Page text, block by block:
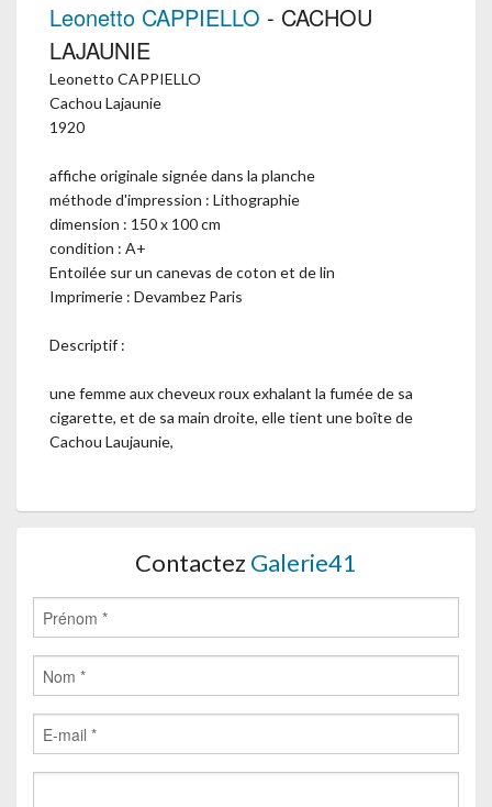
Leonetto CAPPIELLO - CACHOU
LAJAUNIE
Leonetto CAPPIELLO
Cachou Lajaunie
1920
affiche originale signée dans la planche
méthode d'impression : Lithographie
dimension : 150 x 100 cm
condition : A+
Entoilée sur un canevas de coton et de lin
Imprimerie : Devambez Paris
Descriptif :
une femme aux cheveux roux exhalant la fumée de sa
cigarette, et de sa main droite, elle tient une boîte de
Cachou Laujaunie,
Contactez Galerie41